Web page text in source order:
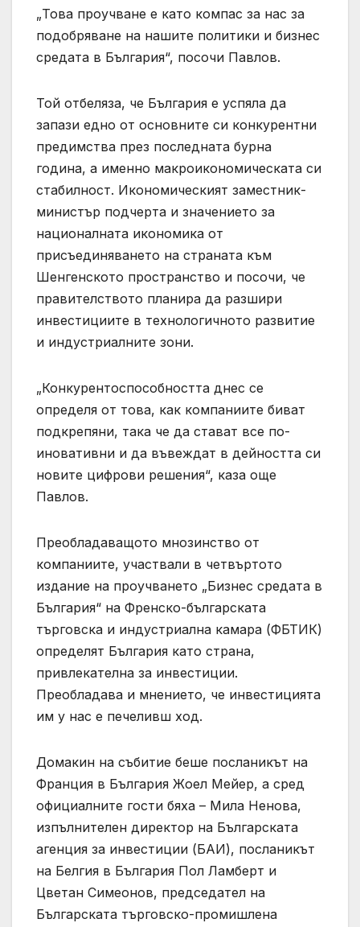
„Това проучване е като компас за нас за
подобряване на нашите политики и бизнес
средата в България“, посочи Павлов.
Той отбеляза, че България е успяла да
запази едно от основните си конкурентни
предимства през последната бурна
година, а именно макроикономическата си
стабилност. Икономическият заместник-
министър подчерта и значението за
националната икономика от
присъединяването на страната към
Шенгенското пространство и посочи, че
правителството планира да разшири
инвестициите в технологичното развитие
и индустриалните зони.
„Конкурентоспособността днес се
определя от това, как компаниите биват
подкрепяни, така че да стават все по-
иновативни и да въвеждат в дейността си
новите цифрови решения“, каза още
Павлов.
Преобладаващото мнозинство от
компаниите, участвали в четвъртото
издание на проучването „Бизнес средата в
България“ на Френско-българската
търговска и индустриална камара (ФБТИК)
определят България като страна,
привлекателна за инвестиции.
Преобладава и мнението, че инвестицията
им у нас е печеливш ход.
Домакин на събитие беше посланикът на
Франция в България Жоел Мейер, а сред
официалните гости бяха – Мила Ненова,
изпълнителен директор на Българската
агенция за инвестиции (БАИ), посланикът
на Белгия в България Пол Ламберт и
Цветан Симеонов, председател на
Българската търговско-промишлена